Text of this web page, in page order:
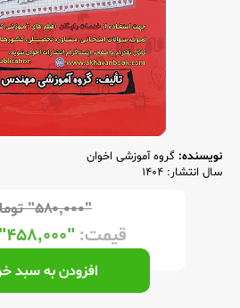
نویسنده: گروه آموزشی اخوان
سال انتشار: 1404
"۵۸۰,۰۰۰"
قیمت: "۴۵۸,۰۰۰"
افزودن به سبد